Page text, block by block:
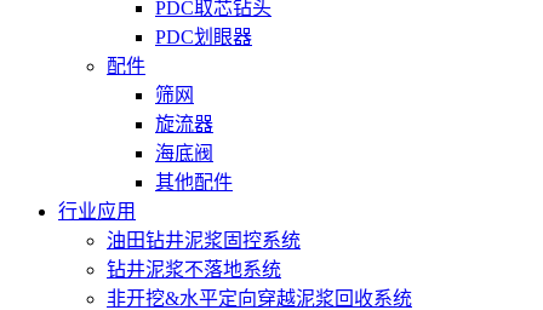
PDC取芯钻头
PDC划眼器
配件
筛网
旋流器
海底阀
其他配件
行业应用
油田钻井泥浆固控系统
钻井泥浆不落地系统
非开挖&水平定向穿越泥浆回收系统